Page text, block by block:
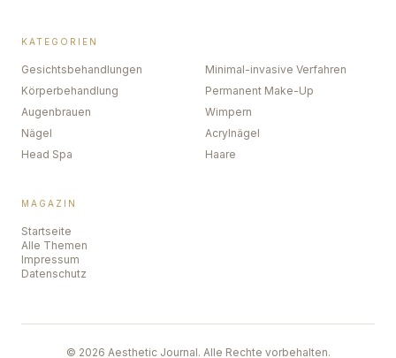
KATEGORIEN
Gesichtsbehandlungen
Minimal-invasive Verfahren
Körperbehandlung
Permanent Make-Up
Augenbrauen
Wimpern
Nägel
Acrylnägel
Head Spa
Haare
MAGAZIN
Startseite
Alle Themen
Impressum
Datenschutz
© 2026 Aesthetic Journal. Alle Rechte vorbehalten.